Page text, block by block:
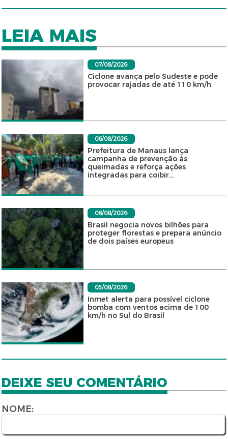
LEIA MAIS
07/08/2026
Ciclone avança pelo Sudeste e pode
provocar rajadas de até 110 km/h
06/08/2026
Prefeitura de Manaus lança
campanha de prevenção às
queimadas e reforça ações
integradas para coibir...
06/08/2026
Brasil negocia novos bilhões para
proteger florestas e prepara anúncio
de dois países europeus
05/08/2026
Inmet alerta para possível ciclone
bomba com ventos acima de 100
km/h no Sul do Brasil
DEIXE SEU COMENTÁRIO
NOME: